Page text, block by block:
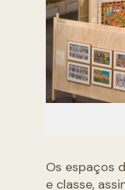
Os espaços
e classe,